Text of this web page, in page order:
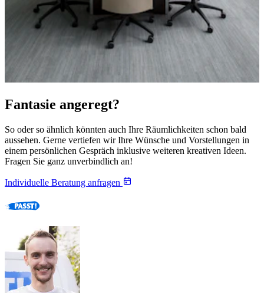
Fantasie angeregt?
So oder so ähnlich könnten auch Ihre Räumlichkeiten schon bald
aussehen. Gerne vertiefen wir Ihre Wünsche und Vorstellungen in
einem persönlichen Gespräch inklusive weiteren kreativen Ideen.
Fragen Sie ganz unverbindlich an!
Individuelle Beratung anfragen